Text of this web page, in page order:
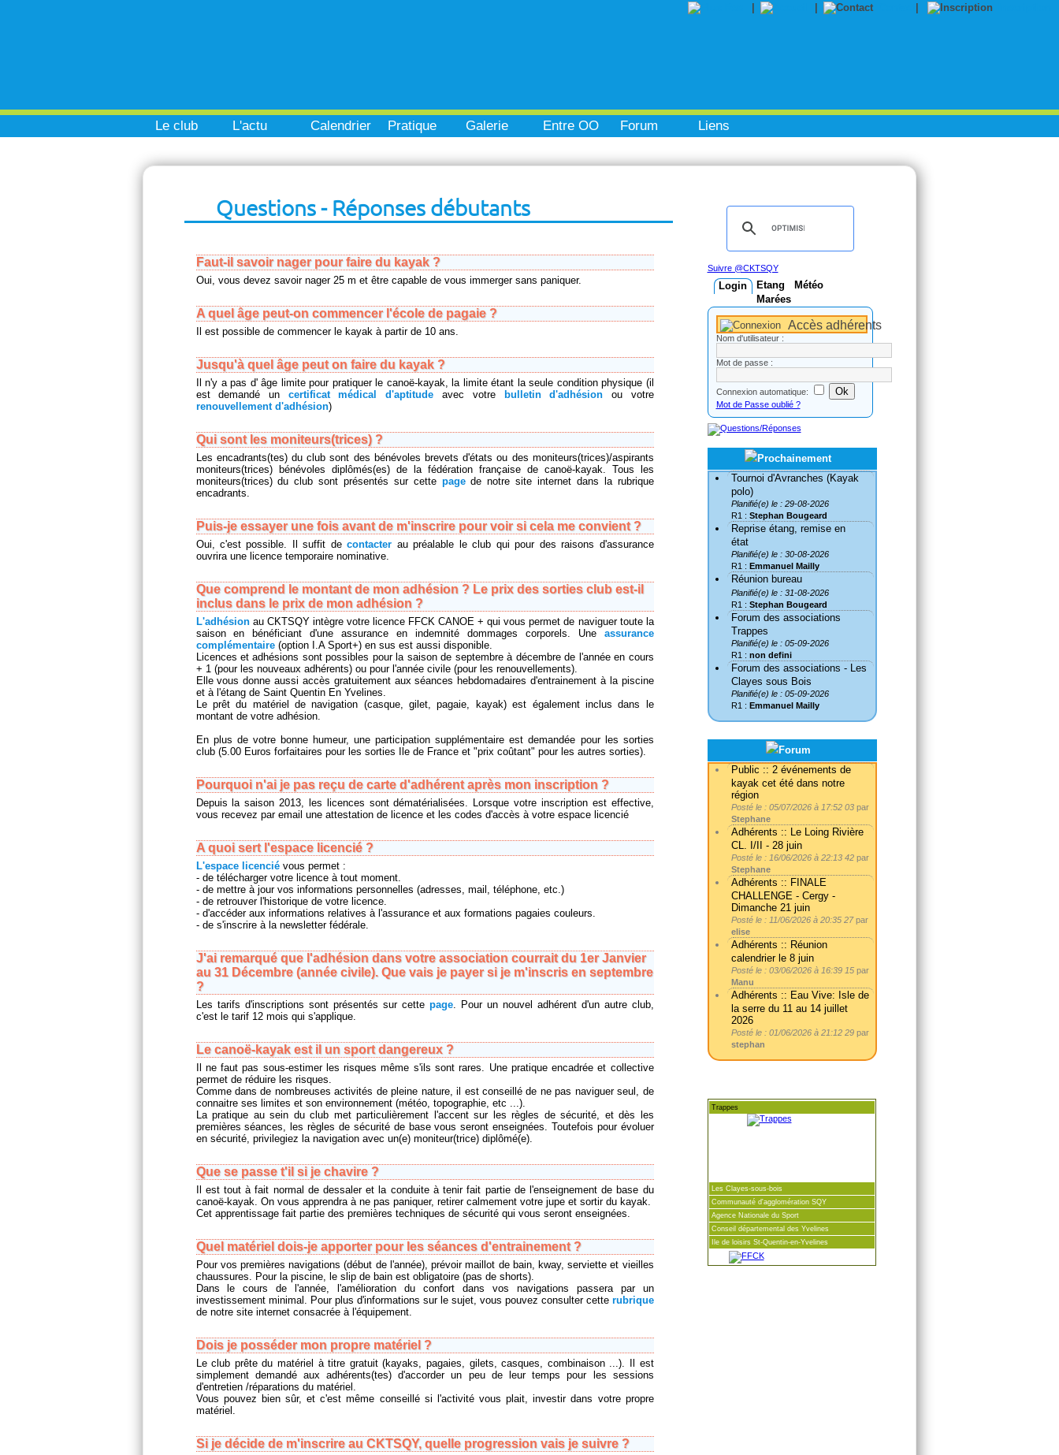
Le club L'actu Calendrier Pratique Galerie Entre OO Forum Liens
Questions - Réponses débutants
Faut-il savoir nager pour faire du kayak ?
Oui, vous devez savoir nager 25 m et être capable de vous immerger sans paniquer.
A quel âge peut-on commencer l'école de pagaie ?
Il est possible de commencer le kayak à partir de 10 ans.
Jusqu'à quel âge peut on faire du kayak ?
Il n'y a pas d' âge limite pour pratiquer le canoë-kayak, la limite étant la seule condition physique (il
est demandé un certificat médical d'aptitude avec votre bulletin d'adhésion ou votre
renouvellement d'adhésion)
Qui sont les moniteurs(trices) ?
Les encadrants(tes) du club sont des bénévoles brevets d'états ou des moniteurs(trices)/aspirants
moniteurs(trices) bénévoles diplômés(es) de la fédération française de canoë-kayak. Tous les
moniteurs(trices) du club sont présentés sur cette pagede notre site internet dans la rubrique
encadrants.
Puis-je essayer une fois avant de m'inscrire pour voir si cela me convient ?
Oui, c'est possible. Il suffit decontacter au préalable le club qui pour des raisons d'assurance
ouvrira une licence temporaire nominative.
Que comprend le montant de mon adhésion ? Le prix des sorties club est-il
inclus dans le prix de mon adhésion ?
L'adhésionau CKTSQY intègre votre licence FFCK CANOE + qui vous permet de naviguer toute la
saison en bénéficiant d'une assurance en indemnité dommages corporels. Une assurance
complémentaire(option I.A Sport+) en sus est aussi disponible.
Licences et adhésions sont possibles pour la saison de septembre à décembre de l'année en cours
+ 1 (pour les nouveaux adhérents) ou pour l'année civile (pour les renouvellements).
Elle vous donne aussi accès gratuitement aux séances hebdomadaires d'entrainement à la piscine
et à l'étang de Saint Quentin En Yvelines.
Le prêt du matériel de navigation (casque, gilet, pagaie, kayak) est également inclus dans le
montant de votre adhésion.
En plus de votre bonne humeur, une participation supplémentaire est demandée pour les sorties
club (5.00 Euros forfaitaires pour les sorties Ile de France et "prix coûtant" pour les autres sorties).
Pourquoi n'ai je pas reçu de carte d'adhérent après mon inscription ?
Depuis la saison 2013, les licences sont dématérialisées. Lorsque votre inscription est effective,
vous recevez par email une attestation de licence et les codes d'accès à votre espace licencié
A quoi sert l'espace licencié ?
L'espace licenciévous permet :
- de télécharger votre licence à tout moment.
- de mettre à jour vos informations personnelles (adresses, mail, téléphone, etc.)
- de retrouver l'historique de votre licence.
- d'accéder aux informations relatives à l'assurance et aux formations pagaies couleurs.
- de s'inscrire à la newsletter fédérale.
J'ai remarqué que l'adhésion dans votre association courrait du 1er Janvier
au 31 Décembre (année civile). Que vais je payer si je m'inscris en septembre
?
Les tarifs d'inscriptions sont présentés sur cette page. Pour un nouvel adhérent d'un autre club,
c'est le tarif 12 mois qui s'applique.
Le canoë-kayak est il un sport dangereux ?
Il ne faut pas sous-estimer les risques même s'ils sont rares. Une pratique encadrée et collective
permet de réduire les risques.
Comme dans de nombreuses activités de pleine nature, il est conseillé de ne pas naviguer seul, de
connaitre ses limites et son environnement (météo, topographie, etc ...).
La pratique au sein du club met particulièrement l'accent sur les règles de sécurité, et dès les
premières séances, les règles de sécurité de base vous seront enseignées. Toutefois pour évoluer
en sécurité, privilegiez la navigation avec un(e) moniteur(trice) diplômé(e).
Que se passe t'il si je chavire ?
Il est tout à fait normal de dessaler et la conduite à tenir fait partie de l'enseignement de base du
canoë-kayak. On vous apprendra à ne pas paniquer, retirer calmement votre jupe et sortir du kayak.
Cet apprentissage fait partie des premières techniques de sécurité qui vous seront enseignées.
Quel matériel dois-je apporter pour les séances d'entrainement ?
Pour vos premières navigations (début de l'année), prévoir maillot de bain, kway, serviette et vieilles
chaussures. Pour la piscine, le slip de bain est obligatoire (pas de shorts).
Dans le cours de l'année, l'amélioration du confort dans vos navigations passera par un
investissement minimal. Pour plus d'informations sur le sujet, vous pouvez consulter cette rubrique
de notre site internet consacrée à l'équipement.
Dois je posséder mon propre matériel ?
Le club prête du matériel à titre gratuit (kayaks, pagaies, gilets, casques, combinaison ...). Il est
simplement demandé aux adhérents(tes) d'accorder un peu de leur temps pour les sessions
d'entretien /réparations du matériel.
Vous pouvez bien sûr, et c'est même conseillé si l'activité vous plait, investir dans votre propre
matériel.
Si je décide de m'inscrire au CKTSQY, quelle progression vais je suivre ?
Suivre @CKTSQY
Login Etang
Météo
Marées
Accès adhérents
Nom d'utilisateur :
Mot de passe :
Connexion automatique:
Mot de Passe oublié ?
Tournoi d'Avranches (Kayak
polo)
Planifié(e) le : 29-08-2026
R1 : Stephan Bougeard
Reprise étang, remise en
état
Planifié(e) le : 30-08-2026
R1 : Emmanuel Mailly
Réunion bureau
Planifié(e) le : 31-08-2026
R1 : Stephan Bougeard
Forum des associations
Trappes
Planifié(e) le : 05-09-2026
R1 : non defini
Forum des associations - Les
Clayes sous Bois
Planifié(e) le : 05-09-2026
R1 : Emmanuel Mailly
Public :: 2 événements de
kayak cet été dans notre
région
Posté le : 05/07/2026 à 17:52 03 par
Stephane
Adhérents :: Le Loing Rivière
CL. I/II - 28 juin
Posté le : 16/06/2026 à 22:13 42 par
Stephane
Adhérents :: FINALE
CHALLENGE - Cergy -
Dimanche 21 juin
Posté le : 11/06/2026 à 20:35 27par
elise
Adhérents :: Réunion
calendrier le 8 juin
Posté le : 03/06/2026 à 16:39 15 par
Manu
Adhérents :: Eau Vive: Isle de
la serre du 11 au 14 juillet
2026
Posté le : 01/06/2026 à 21:12 29 par
stephan
Trappes
Les Clayes-sous-bois
Communauté d'agglomération SQY
Agence Nationale du Sport
Conseil départemental des Yvelines
Ile de loisirs St-Quentin-en-Yvelines